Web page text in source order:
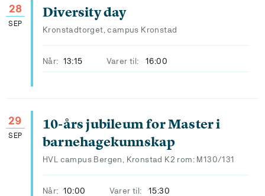
28
SEP
Diversity day
Kronstadtorget, campus Kronstad
Når: 13:15 Varer til: 16:00
29
SEP
10-års jubileum for Master i
barnehagekunnskap
HVL campus Bergen, Kronstad K2 rom: M130/131
Når: 10:00 Varer til: 15:30